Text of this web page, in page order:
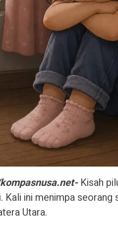
Kisah
Kali ini menimpa seorang
Utara.